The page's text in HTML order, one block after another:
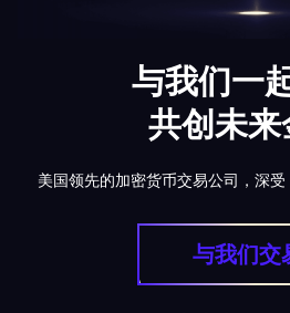
与我们一
共创未
美国领先的加密货币交易公司，深受
与我们交